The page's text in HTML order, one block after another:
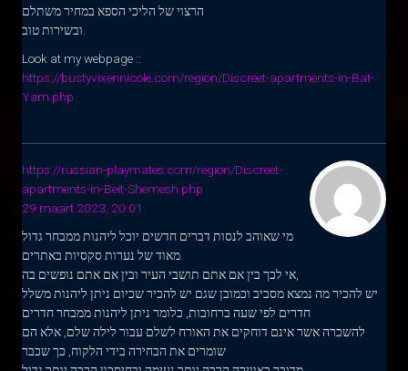
הרצוי של הליכי הספא במחיר משתלם
Look at my webpage ::
https://bustyvixennicole.com/region/Discreet-apartments-in-Bat-
Yam.php
https://russian-playmates.com/region/Discreet-
apartments-in-Beit-Shemesh.php
29 maart 2023, 20:01
מי שאוהב לנסות דברים חדשים יוכל ליהנות ממבחר גדול
יש להכיר מה נמצא מסביב וכמובן שגם יש להכיר שכיום ניתן ליהנות משלל
חדרים לפי שעה ברחובות, כלומר ניתן ליהנות ממבחר חדרים
להשכרה אשר אינם דוחקים את האורח לשלם עבור לילה שלם, אלא הם
שומרים את הבחירה בידי הלקוח, כך שכבר